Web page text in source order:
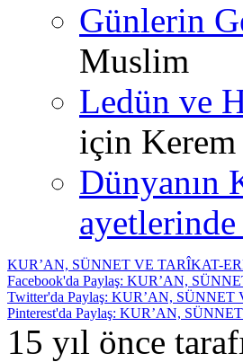
Günlerin
Muslim
Ledün ve
için Kerem
Dünyanın
KUR’AN, SÜNNET VE TARÎKAT-
Facebook'da Paylaş: KUR’AN,
Twitter'da Paylaş: KUR’AN,
Pinterest'da Paylaş: KUR’AN,
15 yıl önce